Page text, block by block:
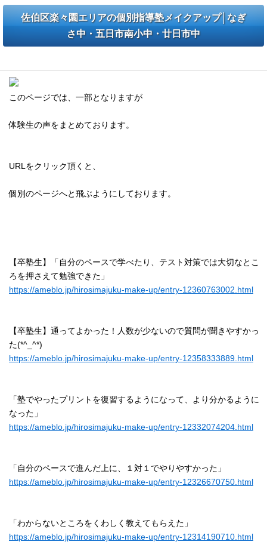
佐伯区楽々園エリアの個別指導塾メイクアップ│なぎ
さ中・五日市南小中・廿日市中
このページでは、一部となりますが
体験生の声をまとめております。
URLをクリック頂くと、
個別のページへと飛ぶようにしております。
【卒塾生】「自分のペースで学べたり、テスト対策では大切なとこ
ろを押さえて勉強できた」
https://ameblo.jp/hirosimajuku-make-up/entry-12360763002.html
【卒塾生】通ってよかった！人数が少ないので質問が聞きやすかっ
た(*^_^*)
https://ameblo.jp/hirosimajuku-make-up/entry-12358333889.html
「塾でやったプリントを復習するようになって、より分かるように
なった」
https://ameblo.jp/hirosimajuku-make-up/entry-12332074204.html
「自分のペースで進んだ上に、１対１でやりやすかった」
https://ameblo.jp/hirosimajuku-make-up/entry-12326670750.html
「わからないところをくわしく教えてもらえた」
https://ameblo.jp/hirosimajuku-make-up/entry-12314190710.html